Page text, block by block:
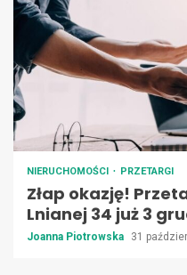
NIERUCHOMOŚCI PRZETARGI
Złap okazję!
Lnianej 34 już 3
Joanna Piotrowska 31